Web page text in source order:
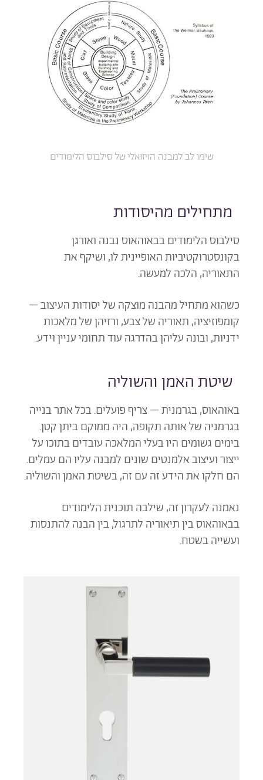
שימו לב למבנה הויזואלי של סילבוס הלימודים
מתחילים מהיסודות
סילבוס הלימודים בבאוהאוס נבנה ואורגן
בקונסטרוקטיביות האופיינית לו, ושיקף את
התאוריה, הלכה למעשה.
כשהוא מתחיל מהבנה מוצקה של יסודות העיצוב –
קומפוזיציה, תאוריה של צבע, ורזיהן של מלאכות
ידניות, ובונה עליהן בהדרגה עוד תחומי עניין וידע.
שיטת האמן והשוליה
באוהאוס, בגרמנית – צריף פועלים. בכל אתר בנייה
בגרמניה של אותה תקופה, היה ממוקם ביתן קטן.
בימים גשומים היו בעלי המלאכה עובדים בתוכו על
ייצור ועיצוב אלמנטים שונים למבנה עליו הם עמלים.
הם חלקו את הידע זה עם זה, בשיטת האמן והשוליה.
נאמנה לעקרון זה, שילבה תוכנית הלימודים
בבאוהאוס בין תיאוריה לתרגול, בין הבנה להתנסות
ועשייה בשטח.